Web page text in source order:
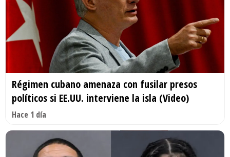
Régimen cubano amenaza con fusilar presos
políticos si EE.UU. interviene la isla (Video)
Hace 1 día